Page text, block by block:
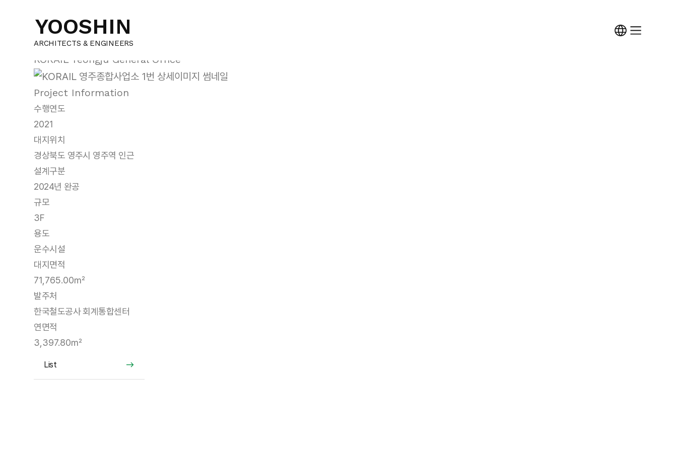
YOOSHIN
ARCHITECTS & ENGINEERS
KORAIL 영주종합사업소
KORAIL Yeongju General Office
Project Information
수행연도
2021
대지위치
경상북도 영주시 영주역 인근
설계구분
2024년 완공
규모
3F
용도
운수시설
대지면적
71,765.00㎡
발주처
한국철도공사 회계통합센터
연면적
3,397.80㎡
List
List